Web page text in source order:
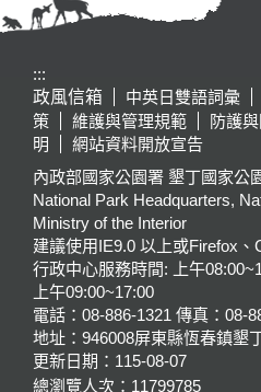
:::
政風信箱
中英日雙語詞彙
策
維護與管理規範 防護
明
網站資料開放宣告
內政部國家公園署 墾丁國家公
National Park Headquarters,
Ministry of the Interior
建議使用IE9.0 以上或Firefox、
行政中心服務時間: 上午
上午09:00~17:00
電話：08-886-1321 傳真：08-
地址：946008屏東縣恆春鎮墾
更新日期： 115-08-07
總瀏覽人次： 11799785